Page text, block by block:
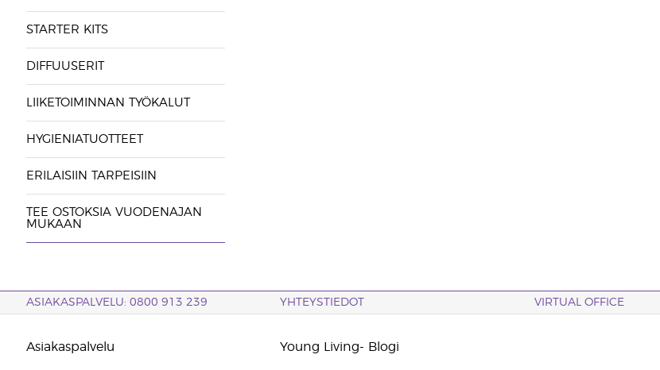
STARTER KITS
DIFFUUSERIT
LIIKETOIMINNAN TYÖKALUT
HYGIENIATUOTTEET
ERILAISIIN TARPEISIIN
TEE OSTOKSIA VUODENAJAN
MUKAAN
ASIAKASPALVELU: 0800 913 239 YHTEYSTIEDOT VIRTUAL OFFICE
Asiakaspalvelu Young Living- Blogi